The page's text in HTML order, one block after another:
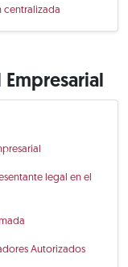
centralizada
legal en el
Autorizados